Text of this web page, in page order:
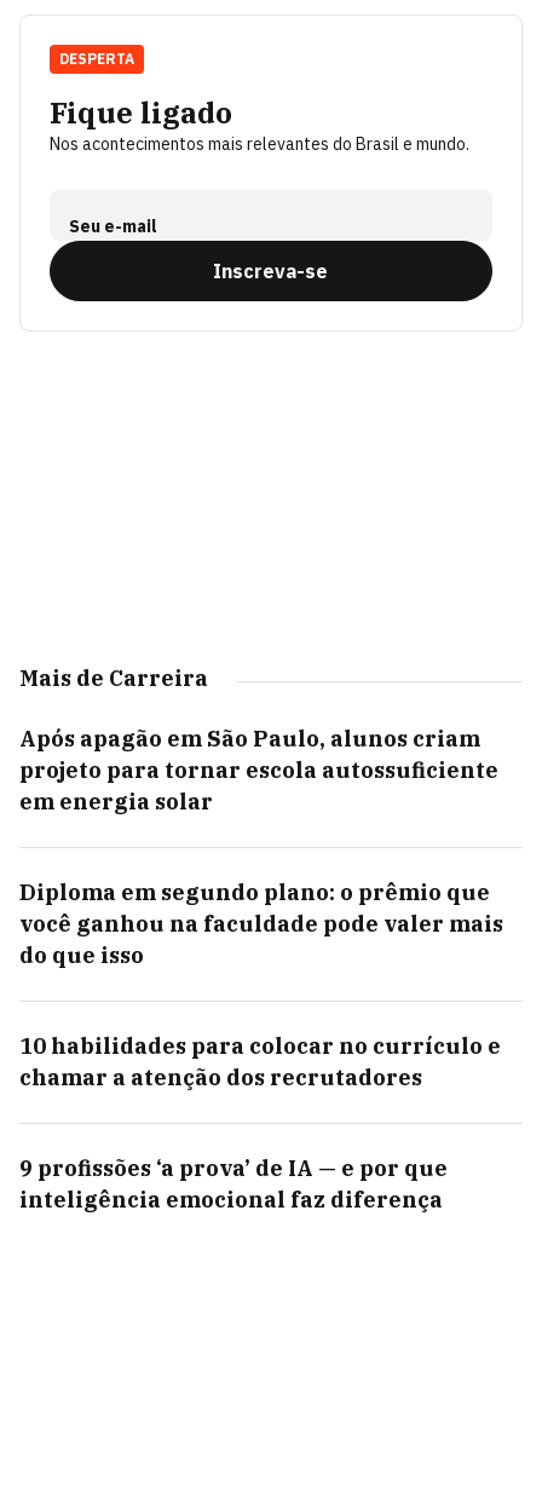
Fique ligado
Nos acontecimentos mais relevantes do Brasil e mundo.
Seu e-mail
Inscreva-se
DESPERTA
Mais de Carreira
Após apagão em São Paulo, alunos criam
projeto para tornar escola autossuficiente
em energia solar
Diploma em segundo plano: o prêmio que
você ganhou na faculdade pode valer mais
do que isso
10 habilidades para colocar no currículo e
chamar a atenção dos recrutadores
9 profissões ‘a prova’ de IA — e por que
inteligência emocional faz diferença